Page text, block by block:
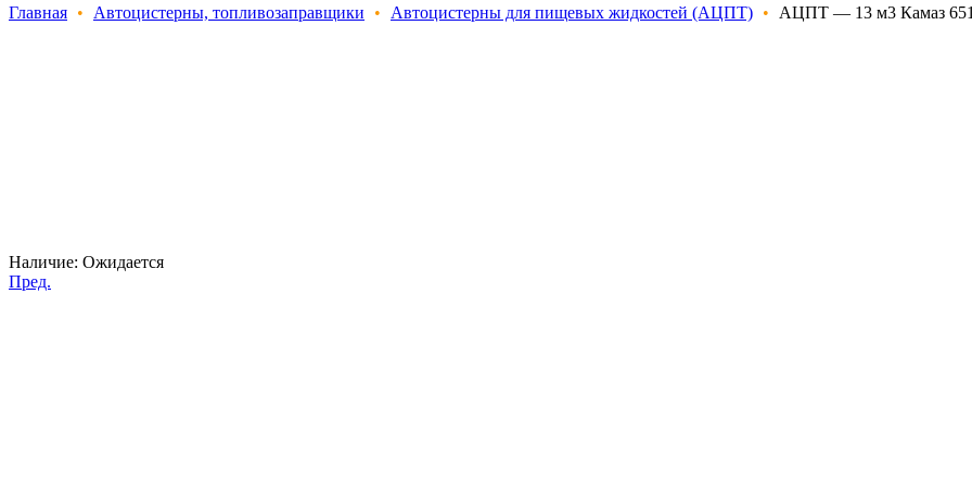
Главная • Автоцистерны, топливозаправщики • Автоцистерны для пищевых жидкостей (АЦПТ) • АЦПТ — 13 м3 Камаз
Наличие: Ожидается
Пред.